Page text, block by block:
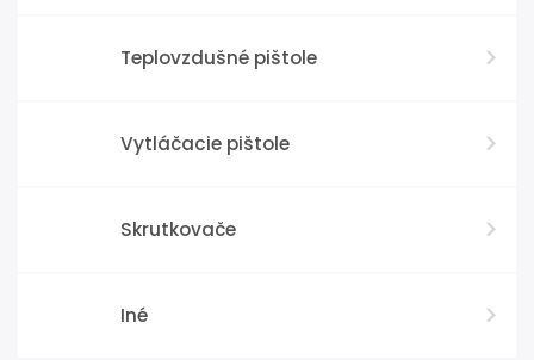
Teplovzdušné pištole
Vytláčacie pištole
Skrutkovače
Iné